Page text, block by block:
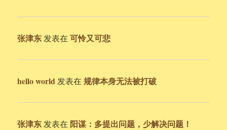
张津东 发表在可怜又可悲
hello world 发表在规律本身无法被打破
张津东 发表在 阳谋：多提出问题，少解决问题！